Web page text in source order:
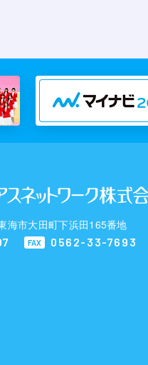
海市大田町下浜田165番地
FAX 0562-33-7693